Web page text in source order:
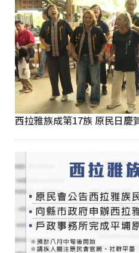
西拉雅族成第17族 原民日慶